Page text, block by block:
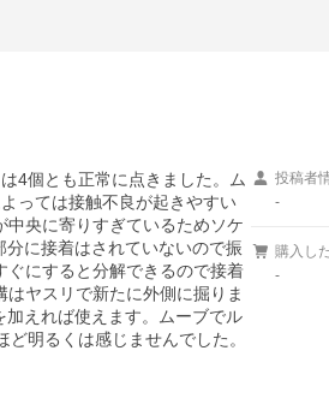
4個とも正常に点きました。ム
っては接触不良が起きやすい
央に寄りすぎているためソケ
に接着はされていないので振
にすると分解できるので接着
ヤスリで新たに外側に掘りま
えれば使えます。ムーブでル
明るくは感じませんでした。
投稿者
-
購入し
-